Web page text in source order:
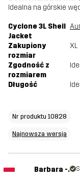
Idealna na górskie
Cyclone 3L Shell
Jacket
Zakupiony
rozmiar
XL
Zgodność z
rozmiarem
Długość
Nr produktu 10828
Najnowsza wersja
Barbara -.